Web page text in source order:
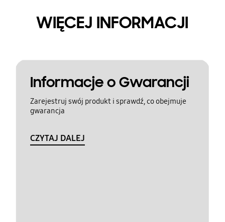
WIĘCEJ INFORMACJI
Informacje o Gwarancji
Zarejestruj swój produkt i sprawdź, co obejmuje
gwarancja
CZYTAJ DALEJ